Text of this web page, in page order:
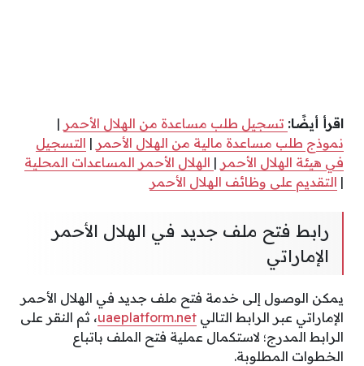
اقرأ أيضًا: تسجيل طلب مساعدة من الهلال الأحمر |
نموذج طلب مساعدة مالية من الهلال الأحمر | التسجيل
في هيئة الهلال الأحمر | الهلال الأحمر المساعدات المحلية
| التقديم على وظائف الهلال الأحمر
رابط فتح ملف جديد في الهلال الأحمر
الإماراتي
يمكن الوصول إلى خدمة فتح ملف جديد في الهلال الأحمر
الإماراتي عبر الرابط التالي uaeplatform.net، ثم النقر على
الرابط المدرج؛ لاستكمال عملية فتح الملف باتباع
الخطوات المطلوبة.